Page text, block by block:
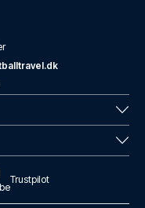
Trustpilot